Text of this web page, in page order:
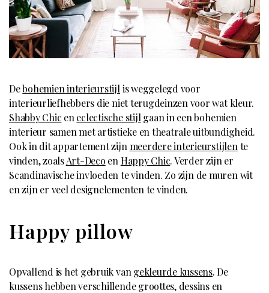
Debohemien interieurstijl is weggelegd voor
interieurliefhebbers die niet terugdeinzen voor wat kleur.
Shabby Chic en eclectische stijl gaan in een bohemien
interieur samen met artistieke en theatrale uitbundigheid.
Ook in dit appartement zijn meerdere interieurstijlen te
vinden, zoalsArt-Deco en Happy Chic. Verder zijn er
Scandinavische invloeden te vinden. Zo zijn de muren wit
en zijn er veel designelementen te vinden.
Happy pillow
Opvallend is het gebruik van gekleurde kussens. De
kussens hebben verschillende groottes, dessins en